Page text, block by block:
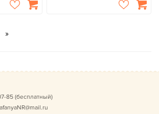
»
85 (бесплатный)